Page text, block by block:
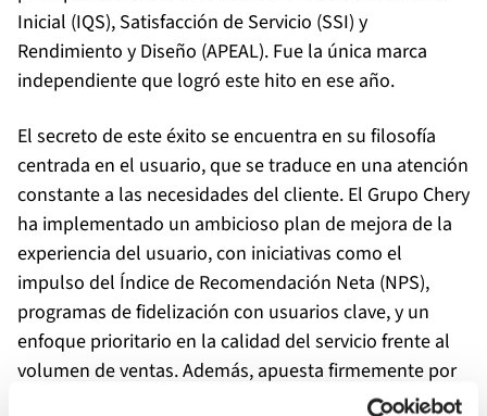
Inicial (IQS), Satisfacción de Servicio (SSI) y
Rendimiento y Diseño (APEAL). Fue la única marca
independiente que logró este hito en ese año.
El secreto de este éxito se encuentra en su filosofía
centrada en el usuario, que se traduce en una atención
constante a las necesidades del cliente. El Grupo Chery
ha implementado un ambicioso plan de mejora de la
experiencia del usuario, con iniciativas como el
impulso del Índice de Recomendación Neta (NPS),
programas de fidelización con usuarios clave, y un
enfoque prioritario en la calidad del servicio frente al
volumen de ventas. Además, apuesta firmemente por
la innovación tecnológica con soluciones de seguridad